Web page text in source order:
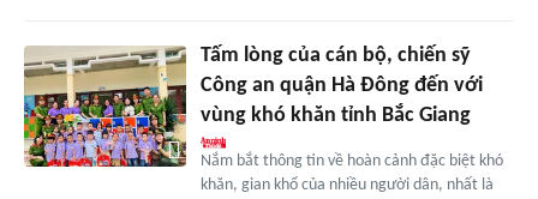
Tấm lòng của cán bộ, chiến sỹ
Công an quận Hà Đông đến với
vùng khó khăn tỉnh Bắc Giang
Nắm bắt thông tin về hoàn cảnh đặc biệt khó
khăn, gian khổ của nhiều người dân, nhất là